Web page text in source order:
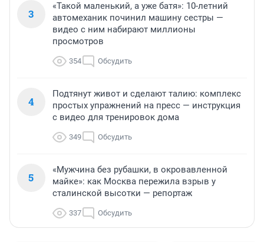
3
«Такой маленький, а уже батя»: 10-летний
автомеханик починил машину сестры —
видео с ним набирают миллионы
просмотров
354 Обсудить
4
Подтянут живот и сделают талию: комплекс
простых упражнений на пресс — инструкция
с видео для тренировок дома
349 Обсудить
5
«Мужчина без рубашки, в окровавленной
майке»: как Москва пережила взрыв у
сталинской высотки — репортаж
337 Обсудить